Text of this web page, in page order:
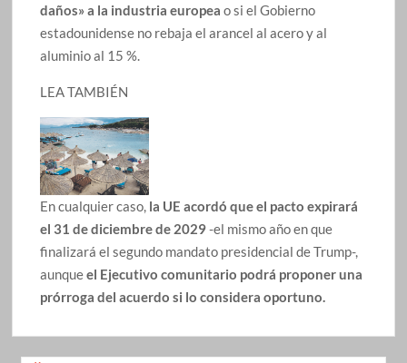
daños» a la industria europeao si el Gobierno
estadounidense no rebaja el arancel al acero y al
aluminio al 15 %.
LEA TAMBIÉN
En cualquier caso, la UE acordó que el pacto expirará
el 31 de diciembre de 2029-el mismo año en que
finalizará el segundo mandato presidencial de Trump-,
aunqueel Ejecutivo comunitario podrá proponer una
prórroga del acuerdo si lo considera oportuno.